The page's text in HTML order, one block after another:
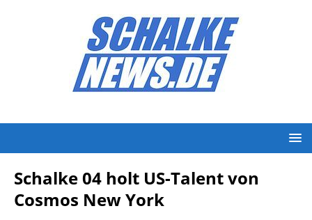
Schalke 04 holt US-Talent von
Cosmos New York